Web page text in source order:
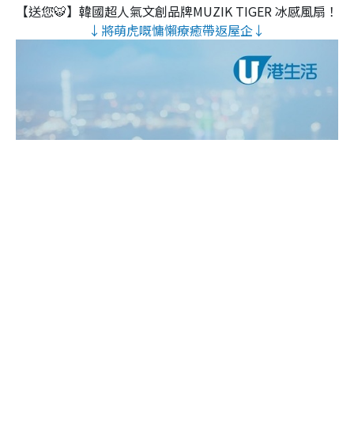
【送您🐯】韓國超人氣文創品牌MUZIK TIGER 冰感風扇！
↓將萌虎嘅慵懶療癒帶返屋企↓